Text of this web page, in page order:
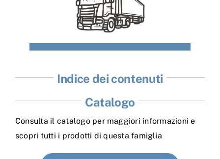
Indice dei contenuti
Catalogo
Consulta il catalogo per maggiori informazioni e
scopri tutti i prodotti di questa famiglia